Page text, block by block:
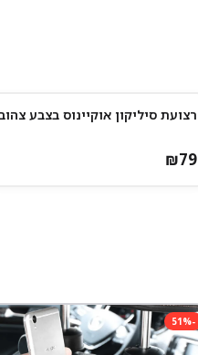
רצועת סיליקון אוקיינוס בצבע
₪79
-
51%